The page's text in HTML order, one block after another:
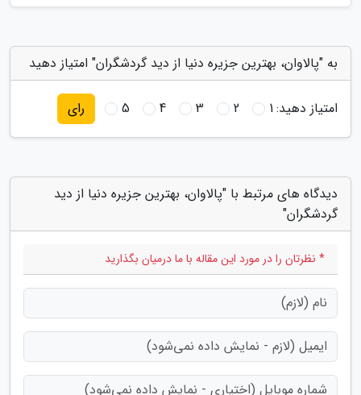
به "پالاوان، بهترین جزیره دنیا از دید گردشگران" امتیاز دهید
امتیاز دهید:1
2
3
4
5 رای
دیدگاه های مرتبط با "پالاوان، بهترین جزیره دنیا از دید
گردشگران"
* نظرتان را در مورد این مقاله با ما درمیان بگذارید